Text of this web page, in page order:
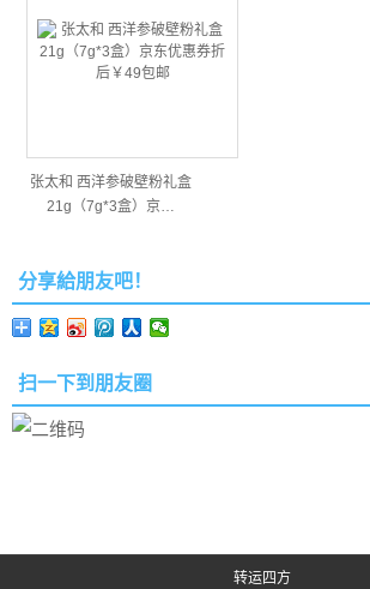
张太和 西洋参破壁粉礼盒
21g（7g*3盒）京…
分享給朋友吧！
扫一下到朋友圈
转运四方